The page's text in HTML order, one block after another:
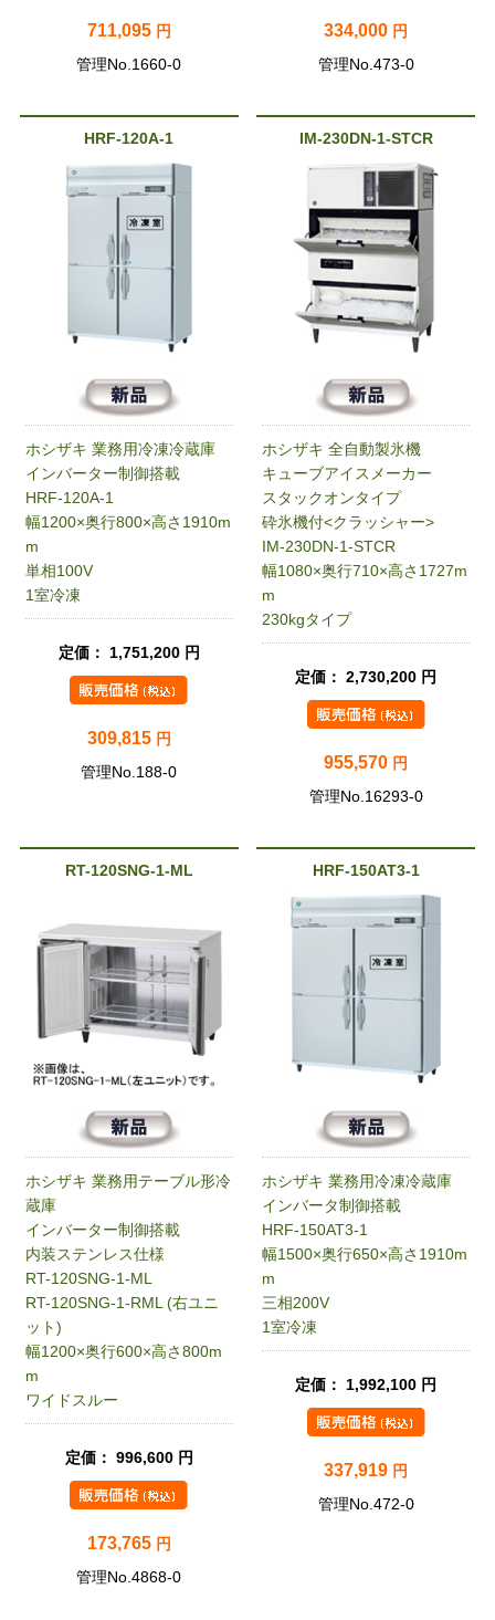
711,095 円
管理No.1660-0
334,000 円
管理No.473-0
HRF-120A-1
ホシザキ 業務用冷凍冷蔵庫
インバーター制御搭載
HRF-120A-1
幅1200×奥行800×高さ1910m
m
単相100V
1室冷凍
定価： 1,751,200 円
309,815 円
管理No.188-0
IM-230DN-1-STCR
ホシザキ 全自動製氷機
キューブアイスメーカー
スタックオンタイプ
砕氷機付<クラッシャー>
IM-230DN-1-STCR
幅1080×奥行710×高さ1727m
m
230kgタイプ
定価： 2,730,200 円
955,570 円
管理No.16293-0
RT-120SNG-1-ML
ホシザキ 業務用テーブル形冷
蔵庫
インバーター制御搭載
内装ステンレス仕様
RT-120SNG-1-ML
RT-120SNG-1-RML (右ユニ
ット)
幅1200×奥行600×高さ800m
m
ワイドスルー
定価： 996,600 円
173,765 円
管理No.4868-0
HRF-150AT3-1
ホシザキ 業務用冷凍冷蔵庫
インバータ制御搭載
HRF-150AT3-1
幅1500×奥行650×高さ1910m
m
三相200V
1室冷凍
定価： 1,992,100 円
337,919 円
管理No.472-0